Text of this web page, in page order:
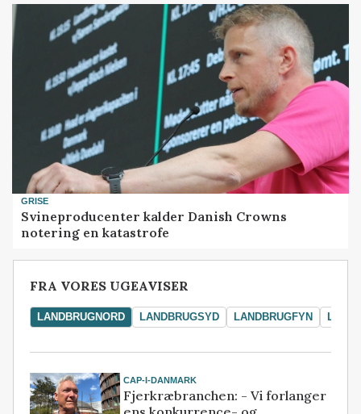
GRISE
Svineproducenter kalder Danish Crowns
notering en katastrofe
FRA VORES UGEAVISER
LANDBRUGNORD LANDBRUGSYD LANDBRUGFYN
CAP-I-DANMARK
Fjerkræbranchen: - Vi forlanger